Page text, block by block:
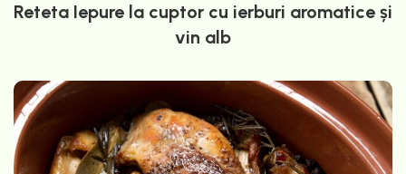
Reteta Iepure la cuptor cu ierburi aromatice și
vin alb